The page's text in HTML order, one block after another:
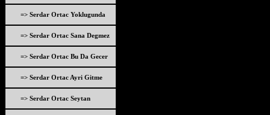
=> Serdar Ortac Yoklugunda
=> Serdar Ortac Sana Degmez
=> Serdar Ortac Bu Da Gecer
=> Serdar Ortac Ayri Gitme
=> Serdar Ortac Seytan